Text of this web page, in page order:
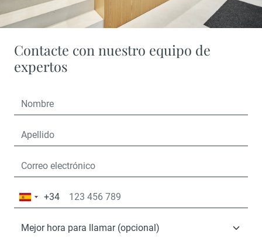
Contacte con nuestro equipo de
expertos
España
+34